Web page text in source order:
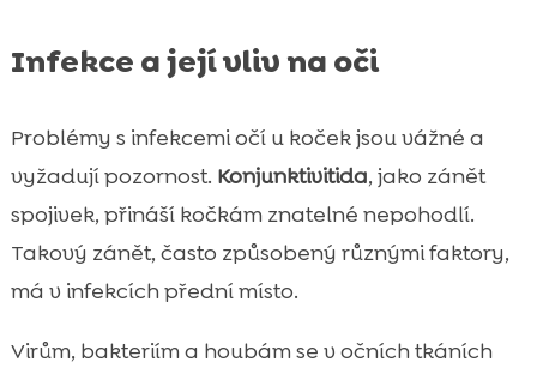
Infekce a její vliv na oči
Problémy s infekcemi očí u koček jsou vážné a
vyžadují pozornost. Konjunktivitida, jako zánět
spojivek, přináší kočkám znatelné nepohodlí.
Takový zánět, často způsobený různými faktory,
má v infekcích přední místo.
Virům, bakteriím a houbám se v očních tkáních